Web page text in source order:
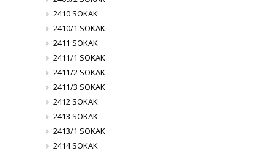
2410 SOKAK
2410/1 SOKAK
2411 SOKAK
2411/1 SOKAK
2411/2 SOKAK
2411/3 SOKAK
2412 SOKAK
2413 SOKAK
2413/1 SOKAK
2414 SOKAK